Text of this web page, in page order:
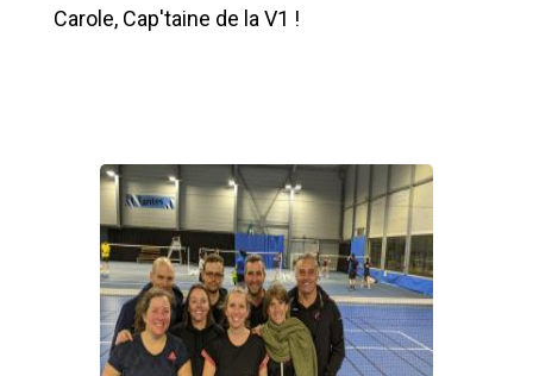
Carole, Cap'taine de la V1 !